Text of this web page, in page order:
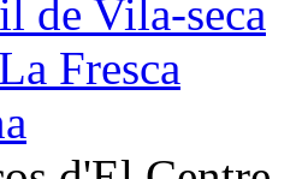
de Vila-seca
Fresca